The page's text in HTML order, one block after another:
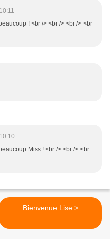
! <br /> <br /> <br /> <br
Miss ! <br /> <br /> <br
Bienvenue Lise >